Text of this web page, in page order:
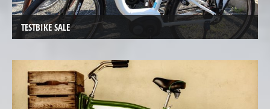
tandem
électriques
de
transport
électriques
TESTBIKE SALE